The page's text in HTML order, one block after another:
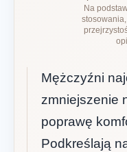
Na
Mężczyźni
zmniejszenie
poprawę
Podkreślają